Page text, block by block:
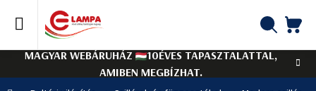
tartalomhoz
MAGYAR WEBÁRUHÁZ
10ÉVES TAPASZTALATTAL,
AMIBEN MEGBÍZHAT.